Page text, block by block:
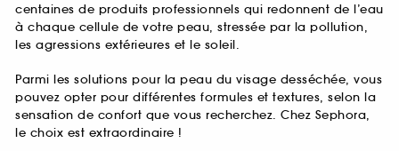
centaines de produits professionnels qui redonnent de l’eau
à chaque cellule de votre peau, stressée par la pollution,
les agressions extérieures et le soleil.
Parmi les solutions pour la peau du visage desséchée, vous
pouvez opter pour différentes formules et textures, selon la
sensation de confort que vous recherchez. Chez Sephora,
le choix est extraordinaire !